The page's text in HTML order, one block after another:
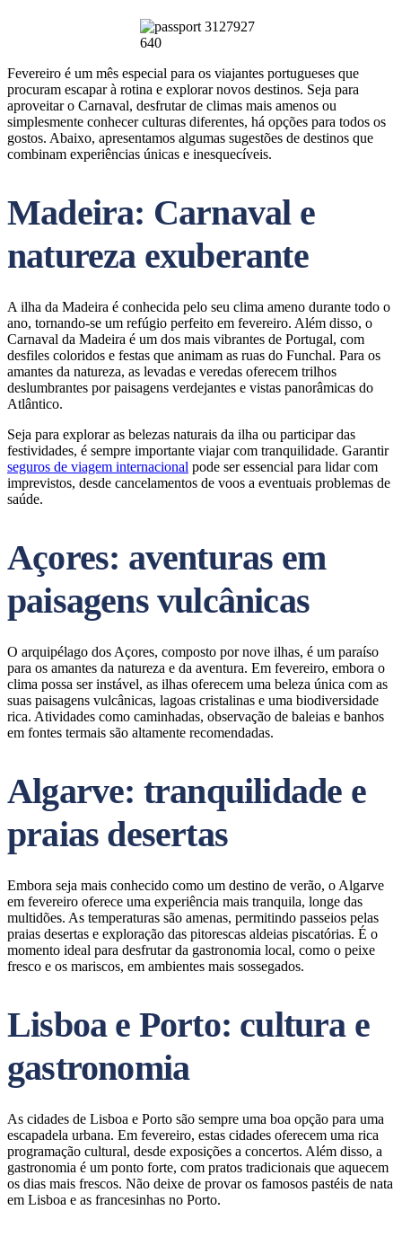
Fevereiro é um mês especial para os viajantes portugueses que
procuram escapar à rotina e explorar novos destinos. Seja para
aproveitar o Carnaval, desfrutar de climas mais amenos ou
simplesmente conhecer culturas diferentes, há opções para todos os
gostos. Abaixo, apresentamos algumas sugestões de destinos que
combinam experiências únicas e inesquecíveis.
Madeira: Carnaval e
natureza exuberante
A ilha da Madeira é conhecida pelo seu clima ameno durante todo o
ano, tornando-se um refúgio perfeito em fevereiro. Além disso, o
Carnaval da Madeira é um dos mais vibrantes de Portugal, com
desfiles coloridos e festas que animam as ruas do Funchal. Para os
amantes da natureza, as levadas e veredas oferecem trilhos
deslumbrantes por paisagens verdejantes e vistas panorâmicas do
Atlântico.
Seja para explorar as belezas naturais da ilha ou participar das
festividades, é sempre importante viajar com tranquilidade. Garantir
seguros de viagem internacional pode ser essencial para lidar com
imprevistos, desde cancelamentos de voos a eventuais problemas de
saúde.
Açores: aventuras em
paisagens vulcânicas
O arquipélago dos Açores, composto por nove ilhas, é um paraíso
para os amantes da natureza e da aventura. Em fevereiro, embora o
clima possa ser instável, as ilhas oferecem uma beleza única com as
suas paisagens vulcânicas, lagoas cristalinas e uma biodiversidade
rica. Atividades como caminhadas, observação de baleias e banhos
em fontes termais são altamente recomendadas.
Algarve: tranquilidade e
praias desertas
Embora seja mais conhecido como um destino de verão, o Algarve
em fevereiro oferece uma experiência mais tranquila, longe das
multidões. As temperaturas são amenas, permitindo passeios pelas
praias desertas e exploração das pitorescas aldeias piscatórias. É o
momento ideal para desfrutar da gastronomia local, como o peixe
fresco e os mariscos, em ambientes mais sossegados.
Lisboa e Porto: cultura e
gastronomia
As cidades de Lisboa e Porto são sempre uma boa opção para uma
escapadela urbana. Em fevereiro, estas cidades oferecem uma rica
programação cultural, desde exposições a concertos. Além disso, a
gastronomia é um ponto forte, com pratos tradicionais que aquecem
os dias mais frescos. Não deixe de provar os famosos pastéis de nata
em Lisboa e as francesinhas no Porto.